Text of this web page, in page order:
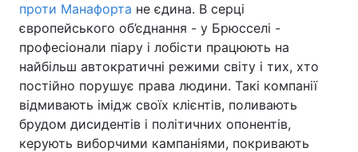
проти Манафорта не єдина. В серці
європейського об’єднання - у Брюсселі -
професіонали піару і лобісти працюють на
найбільш автократичні режими світу і тих, хто
постійно порушує права людини. Такі компанії
відмивають імідж своїх клієнтів, поливають
брудом дисидентів і політичних опонентів,
керують виборчими кампаніями, покривають